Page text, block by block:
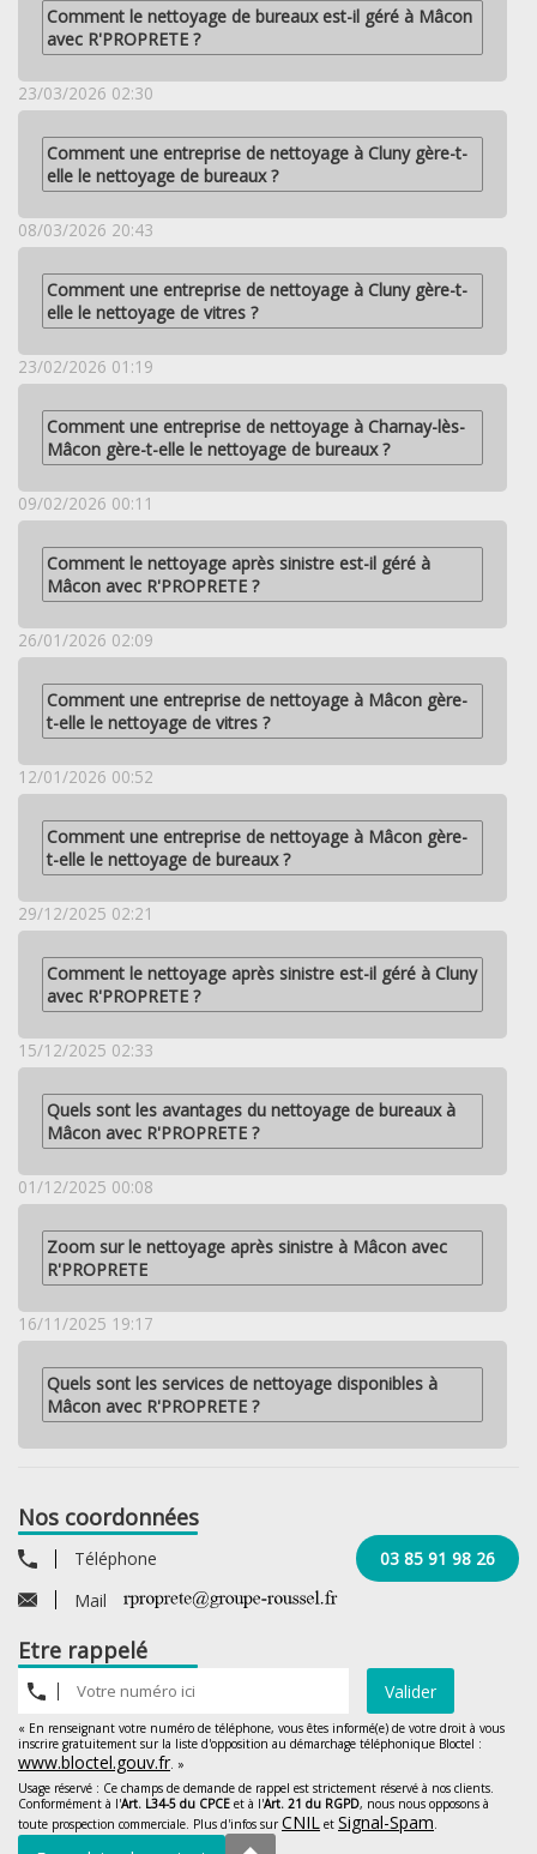
Comment le nettoyage de bureaux est-il géré à Mâcon
avec R'PROPRETE ?
23/03/2026 02:30
Comment une entreprise de nettoyage à Cluny gère-t-
elle le nettoyage de bureaux ?
08/03/2026 20:43
Comment une entreprise de nettoyage à Cluny gère-t-
elle le nettoyage de vitres ?
23/02/2026 01:19
Comment une entreprise de nettoyage à Charnay-lès-
Mâcon gère-t-elle le nettoyage de bureaux ?
09/02/2026 00:11
Comment le nettoyage après sinistre est-il géré à
Mâcon avec R'PROPRETE ?
26/01/2026 02:09
Comment une entreprise de nettoyage à Mâcon gère-
t-elle le nettoyage de vitres ?
12/01/2026 00:52
Comment une entreprise de nettoyage à Mâcon gère-
t-elle le nettoyage de bureaux ?
29/12/2025 02:21
Comment le nettoyage après sinistre est-il géré à Cluny
avec R'PROPRETE ?
15/12/2025 02:33
Quels sont les avantages du nettoyage de bureaux à
Mâcon avec R'PROPRETE ?
01/12/2025 00:08
Zoom sur le nettoyage après sinistre à Mâcon avec
R'PROPRETE
16/11/2025 19:17
Quels sont les services de nettoyage disponibles à
Mâcon avec R'PROPRETE ?
Nos coordonnées
Téléphone
03 85 91 98 26
Mail
Etre rappelé
Valider
« En renseignant votre numéro de téléphone, vous êtes informé(e) de votre droit à vous
inscrire gratuitement sur la liste d'opposition au démarchage téléphonique Bloctel :
www.bloctel.gouv.fr . »
Usage réservé : Ce champs de demande de rappel est strictement réservé à nos clients.
Conformément à l'Art. L34-5 du CPCE et à l'Art. 21 du RGPD, nous nous opposons à
toute prospection commerciale. Plus d'infos surCNIL et Signal-Spam